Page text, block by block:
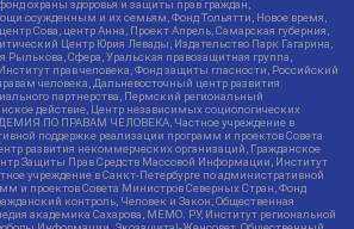
охраны здоровья и защиты прав граждан,
осужденным и их семьям, Фонд Тольятти, Новое время,
Сова, центр Анна, Проект Апрель, Самарская губерния,
Центр Юрия Левады, Издательство Парк Гагарина,
Рылькова, Сфера, Уральская правозащитная группа,
прав человека, Фонд защиты гласности, Российский
человека, Дальневосточный центр развития
партнерства, Пермский региональный
действие, Центр независимых социологических
ПО ПРАВАМ ЧЕЛОВЕКА, Частное учреждение в
поддержке реализации программ и проектов Совета
развития некоммерческих организаций, Гражданское
Защиты Прав Средств Массовой Информации, Институт
учреждение в Санкт-Петербурге по административной
и проектов Совета Министров Северных Стран, Фонд
контроль, Человек и Закон, Общественная
академика Сахарова, МЕМО. РУ, Институт региональной